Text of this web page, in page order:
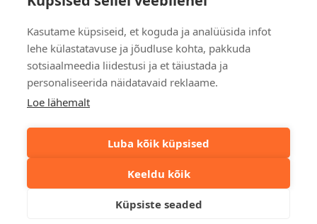
Kasutame küpsiseid, et koguda ja analüüsida infot
lehe külastatavuse ja jõudluse kohta, pakkuda
sotsiaalmeedia liidestusi ja et täiustada ja
personaliseerida näidatavaid reklaame.
Loe lähemalt
Luba kõik küpsised
Keeldu kõik
Küpsiste seaded
Privaatsuspoliitika
Kontakt
Tulika põik 3, Tallinn
info@kinkston.ee
+372 6989 100
Sotsiaalmeedia
©2026. Kinkston. Kõik õigused kaitstud.